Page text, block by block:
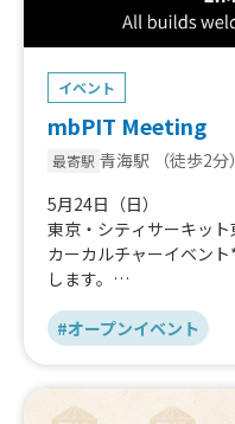
イベント
mbPIT Meeting
最寄駅 青海駅
（徒歩2分）
5月24日（日）
東京・シティサーキット
カーカルチャーイベン
します。
ではなく、“クルマ・音
ング。
#オープンイベント